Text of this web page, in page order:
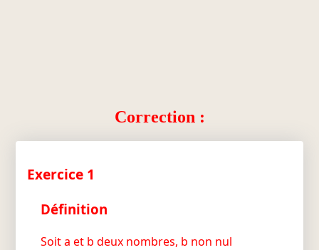
Correction :
Exercice 1
Définition
Soit a et b deux nombres, b non nul